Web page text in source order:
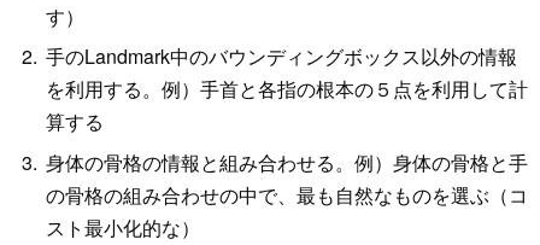
す）
手のLandmark中のバウンディングボックス以外の情報
を利用する。例）手首と各指の根本の５点を利用して計
算する
身体の骨格の情報と組み合わせる。例）身体の骨格と手
の骨格の組み合わせの中で、最も自然なものを選ぶ（コ
スト最小化的な）